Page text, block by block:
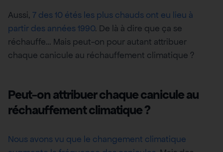
Aussi, 7 des 10 étés les plus chauds ont eu lieu à
partir des années 1990. De là à dire que ça se
réchauffe… Mais peut-on pour autant attribuer
chaque canicule au réchauffement climatique ?
Peut-on attribuer chaque canicule au
réchauffement climatique ?
Nous avons vu que le changement climatique